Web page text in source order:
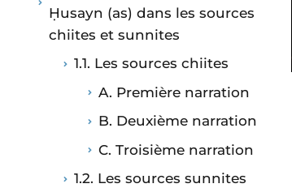
Ḥusayn (as) dans les sources
chiites et sunnites
1.1. Les sources chiites
A. Première narration
B. Deuxième narration
C. Troisième narration
1.2. Les sources sunnites